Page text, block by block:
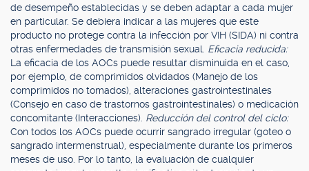
de desempeño establecidas y se deben adaptar a cada mujer
en particular. Se debiera indicar a las mujeres que este
producto no protege contra la infección por VIH (SIDA) ni contra
otras enfermedades de transmisión sexual. Eficacia reducida:
La eficacia de los AOCs puede resultar disminuida en el caso,
por ejemplo, de comprimidos olvidados (Manejo de los
comprimidos no tomados), alteraciones gastrointestinales
(Consejo en caso de trastornos gastrointestinales) o medicación
concomitante (Interacciones). Reducción del control del ciclo:
Con todos los AOCs puede ocurrir sangrado irregular (goteo o
sangrado intermenstrual), especialmente durante los primeros
meses de uso. Por lo tanto, la evaluación de cualquier